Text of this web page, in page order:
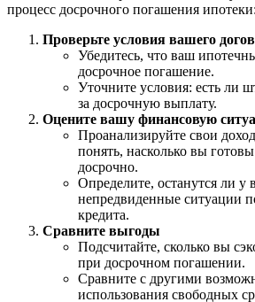
процесс досрочного погашения ипотеки:
Проверьте условия вашего
Убедитесь, что ваш
досрочное погашение.
Уточните условия: есть ли
за досрочную выплату.
Оцените вашу финансовую
Проанализируйте свои
понять, насколько вы
досрочно.
Определите, останутся ли у
непредвиденные ситуации
кредита.
Сравните выгоды
Подсчитайте, сколько вы
при досрочном погашении.
Сравните с другими
использования свободных